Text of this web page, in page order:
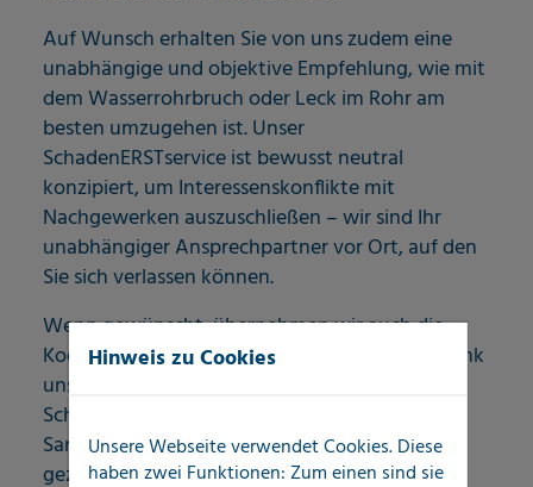
Auf Wunsch erhalten Sie von uns zudem eine
unabhängige und objektive Empfehlung, wie mit
dem Wasserrohrbruch oder Leck im Rohr am
besten umzugehen ist. Unser
SchadenERSTservice ist bewusst neutral
konzipiert, um Interessenskonflikte mit
Nachgewerken auszuschließen – wir sind Ihr
unabhängiger Ansprechpartner vor Ort, auf den
Sie sich verlassen können.
Wenn gewünscht, übernehmen wir auch die
Koordination der Folge- und Nachgewerke. Dank
unserer sofort verfügbaren
Schadendokumentation können weitere
Sanierungsmaßnahmen schnell, effizient und
gezielt eingeleitet werden.
Hinweis zu Cookies
Unsere Webseite verwendet Cookies. Diese
haben zwei Funktionen: Zum einen sind sie